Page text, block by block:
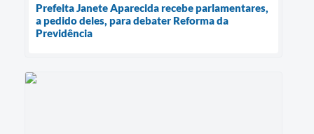
Prefeita Janete Aparecida recebe parlamentares,
a pedido deles, para debater Reforma da
Previdência